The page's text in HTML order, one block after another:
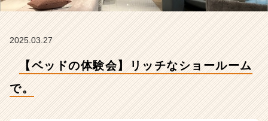
ン
の
タ
2025.03.27
【ベッドの体験会】リッチなショールーム
で。